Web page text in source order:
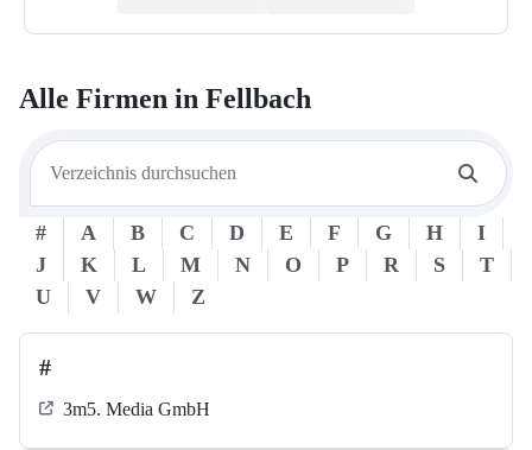
Alle Firmen in Fellbach
# A B C D E F G H
I
J
K L M N O P R S
T
U
V W Z
#
3m5. Media GmbH